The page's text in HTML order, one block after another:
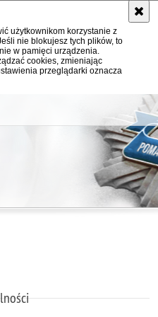
użytkownikom korzystanie z
nie blokujesz tych plików, to
w pamięci urządzenia.
cookies, zmieniając
przeglądarki oznacza